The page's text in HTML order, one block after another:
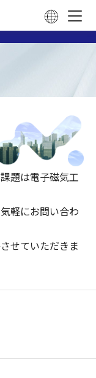
題は電子磁気工
軽にお問い合わ
せていただきま